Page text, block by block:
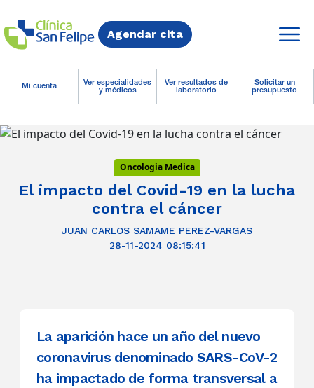
Agendar cita
Mi cuenta
Ver especialidades
y médicos
Ver resultados de
laboratorio
Solicitar un
presupuesto
Oncologia Medica
El impacto del Covid-19 en la lucha
contra el cáncer
JUAN CARLOS SAMAME PEREZ-VARGAS
28-11-2024 08:15:41
La aparición hace un año del nuevo
coronavirus denominado SARS-CoV-2
ha impactado de forma transversal a